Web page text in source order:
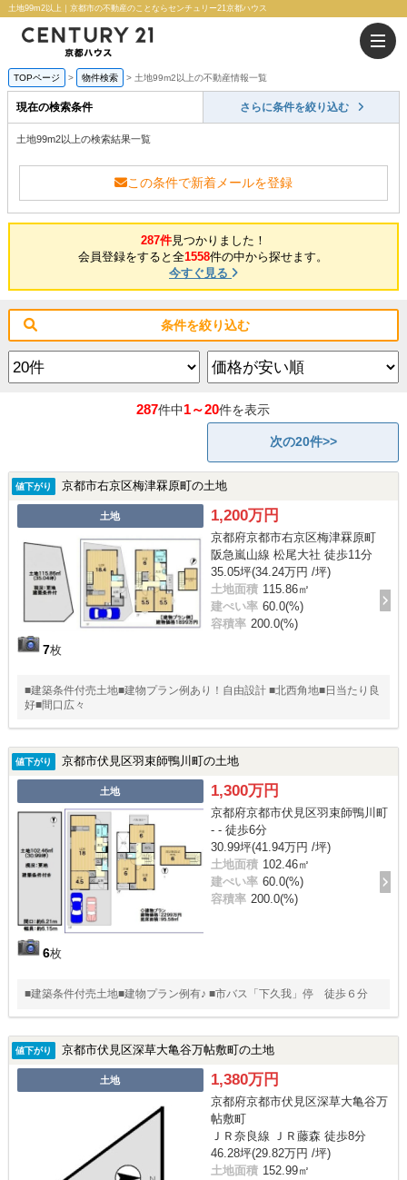
土地99m2以上｜京都市の不動産のことならセンチュリー21京都ハウス
TOPページ 物件検索 土地99m2以上の不動産情報一覧
現在の検索条件 さらに条件を絞り込む
土地99m2以上の検索結果一覧
この条件で新着メールを登録
287件見つかりました！
会員登録をすると全1558件の中から探せます。
今すぐ見る
条件を絞り込む
287件中1～20件を表示
次の20件>>
値下がり 京都市右京区梅津罧原町の土地
土地
7枚
1,200万円
京都府京都市右京区梅津罧原町
阪急嵐山線 松尾大社 徒歩11分
35.05坪(34.24万円 /坪)
土地面積 115.86㎡
建ぺい率 60.0(%)
容積率 200.0(%)
■建築条件付売土地■建物プラン例あり！自由設計 ■北西角地■日当たり良
好■間口広々
値下がり 京都市伏見区羽束師鴨川町の土地
土地
6枚
1,300万円
京都府京都市伏見区羽束師鴨川町
- - 徒歩6分
30.99坪(41.94万円 /坪)
土地面積 102.46㎡
建ぺい率 60.0(%)
容積率 200.0(%)
■建築条件付売土地■建物プラン例有♪ ■市バス「下久我」停 徒歩６分
値下がり 京都市伏見区深草大亀谷万帖敷町の土地
土地 1,380万円
京都府京都市伏見区深草大亀谷万
帖敷町
ＪＲ奈良線 ＪＲ藤森 徒歩8分
46.28坪(29.82万円 /坪)
土地面積 152.99㎡